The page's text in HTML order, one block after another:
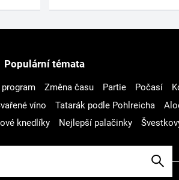
Populární témata
Změna času Partie Počasí
víno Tatarák podle Pohlreicha
knedlíky Nejlepší palačinky